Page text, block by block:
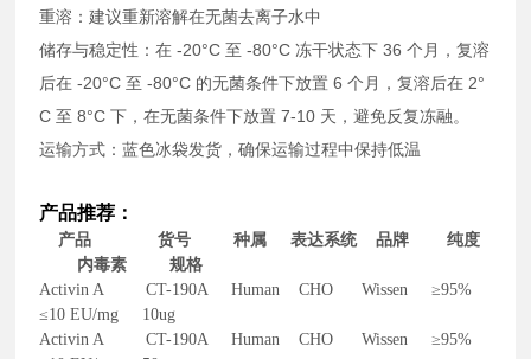
重溶：建议重新溶解在无菌去离子水中
储存与稳定性：在 -20°C 至 -80°C 冻干状态下 36 个月，复溶
后在 -20°C 至 -80°C 的无菌条件下放置 6 个月，复溶后在 2°
C 至 8°C 下，在无菌条件下放置 7-10 天，避免反复冻融。
运输方式：蓝色冰袋发货，确保运输过程中保持低温
产品推荐：
产品 货号 种属 表达系统 品牌 纯度
内毒素 规格
Activin A CT-190A Human CHO Wissen ≥95%
≤10 EU/mg 10ug
Activin A CT-190A Human CHO Wissen ≥95%